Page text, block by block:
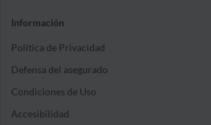
Información
Política de Privacidad
Defensa del asegurado
Condiciones de Uso
Accesibilidad